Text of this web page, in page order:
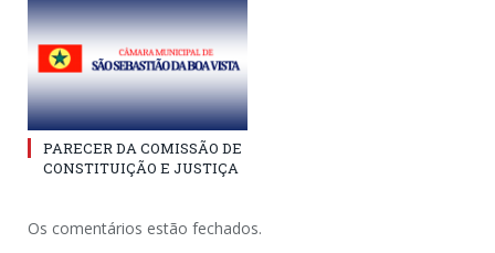
PARECER DA COMISSÃO DE
CONSTITUIÇÃO E JUSTIÇA
Os comentários estão fechados.